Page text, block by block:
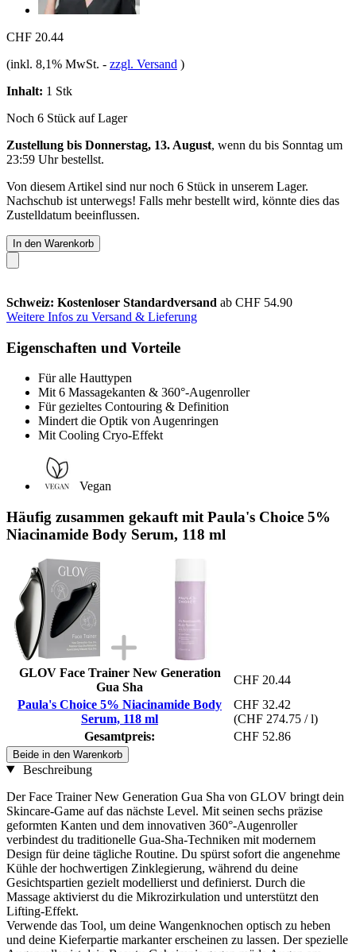
CHF 20.44
(inkl. 8,1% MwSt. - zzgl. Versand )
Inhalt: 1 Stk
Noch 6 Stück auf Lager
Zustellung bis Donnerstag, 13. August, wenn du bis Sonntag um
23:59 Uhrbestellst.
Von diesem Artikel sind nur noch 6 Stück in unserem Lager.
Nachschub ist unterwegs! Falls mehr bestellt wird, könnte dies das
Zustelldatum beeinflussen.
In den Warenkorb
Schweiz: Kostenloser Standardversand ab CHF 54.90
Weitere Infos zu Versand & Lieferung
Eigenschaften und Vorteile
Für alle Hauttypen
Mit 6 Massagekanten & 360°-Augenroller
Für gezieltes Contouring & Definition
Mindert die Optik von Augenringen
Mit Cooling Cryo-Effekt
Vegan
Häufig zusammen gekauft mit Paula's Choice 5%
Niacinamide Body Serum, 118 ml
GLOV Face Trainer New Generation
Gua Sha
CHF 20.44
Paula's Choice 5% Niacinamide Body
Serum, 118 ml
CHF 32.42
(CHF 274.75 / l)
Gesamtpreis:
CHF 52.86
Beide in den Warenkorb
Beschreibung
Der Face Trainer New Generation Gua Sha von GLOV bringt dein
Skincare-Game auf das nächste Level. Mit seinen sechs präzise
geformten Kanten und dem innovativen 360°-Augenroller
verbindest du traditionelle Gua-Sha-Techniken mit modernem
Design für deine tägliche Routine. Du spürst sofort die angenehme
Kühle der hochwertigen Zinklegierung, während du deine
Gesichtspartien gezielt modellierst und definierst. Durch die
Massage aktivierst du die Mikrozirkulation und unterstützt den
Lifting-Effekt.
Verwende das Tool, um deine Wangenknochen optisch zu heben
und deine Kieferpartie markanter erscheinen zu lassen. Der spezielle